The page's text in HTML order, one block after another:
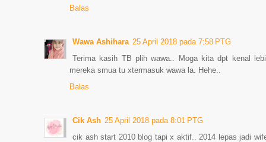
Balas
Wawa Ashihara 25 April 2018 pada 7:58 PTG
Terima kasih TB plih wawa.. Moga kita dpt kenal
mereka smua tu xtermasuk wawa la. Hehe..
Balas
Cik Ash 25 April 2018 pada 8:01 PTG
cik ash start 2010 blog tapi x aktif.. 2014 lepas jadi